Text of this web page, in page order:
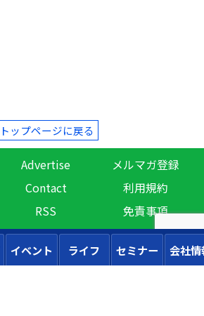
トップページに戻る
Advertise
メルマガ登録
Contact
利用規約
RSS 免責事項
イベント ライフ セミナー 会社